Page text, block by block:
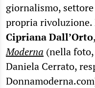
giornalismo,
propria rivoluzione.
Cipriana Dall’Orto
Moderna (nella
Daniela Cerrato,